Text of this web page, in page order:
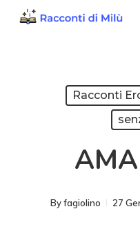
Racconti
By fagiolino 27